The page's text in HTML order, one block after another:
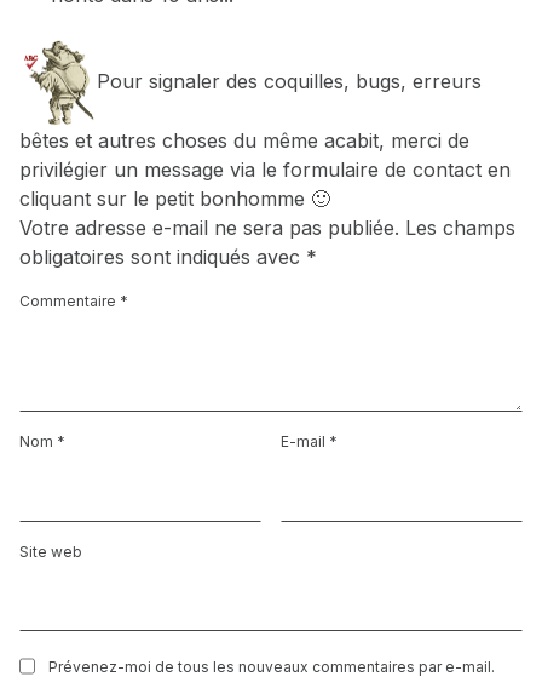
Pour signaler des coquilles, bugs, erreurs
bêtes et autres choses du même acabit, merci de
privilégier un message via le formulaire de contact en
cliquant sur le petit bonhomme 🙂
Votre adresse e-mail ne sera pas publiée. Les champs
obligatoires sont indiqués avec *
Commentaire *
Nom * E-mail *
Site web
Prévenez-moi de tous les nouveaux commentaires par e-mail.